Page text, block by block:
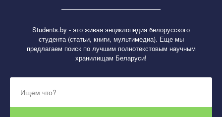
Students.by - это живая энциклопедия белорусского
студента (статьи, книги, мультимедиа). Еще мы
предлагаем поиск по лучшим полнотекстовым научным
хранилищам Беларуси!